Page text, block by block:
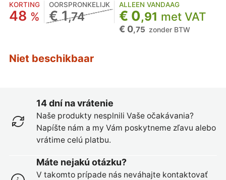
KORTING
48 %
OORSPRONKELIJK
€ 1,74
ALLEEN VANDAAG
€ 0,91 met VAT
€ 0,75 zonder BTW
Niet beschikbaar
14 dní na vrátenie
Naše produkty nesplnili Vaše očakávania?
Napíšte nám a my Vám poskytneme zľavu alebo
vrátime celú platbu.
Máte nejakú otázku?
V takomto prípade nás neváhajte kontaktovať